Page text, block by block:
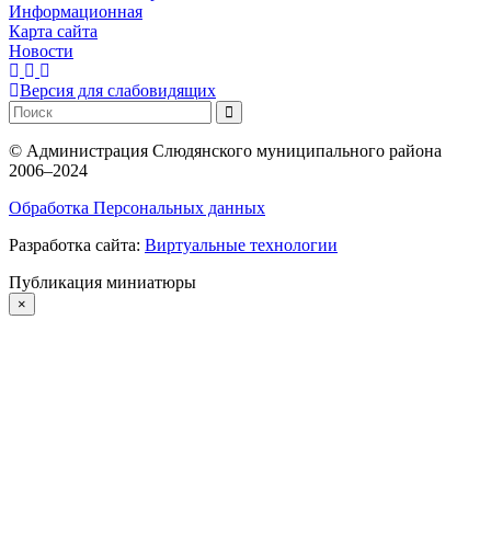
Информационная
Карта сайта
Новости
Версия для слабовидящих
© Администрация Слюдянского муниципального района
2006–2024
Обработка Персональных данных
Разработка сайта: Виртуальные технологии
Публикация миниатюры
×